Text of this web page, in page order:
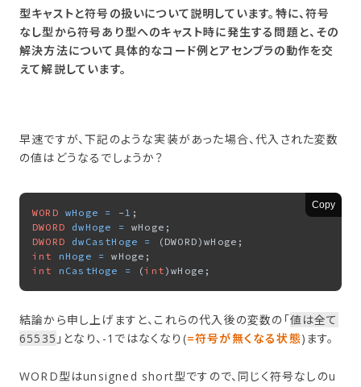
型キャストと符号の扱いについて説明しています。特に、符号
なし型から符号あり型へのキャスト時に発生する問題と、その
解決方法について具体的なコード例とアセンブラの動作を交
えて解説しています。
早速ですが、下記のような実装があった場合、代入された変数
の値はどうなるでしょうか？
Copy
WORD wHoge = -1
DWORD
dwHoge =
DWORD
dwCastHoge =
int
nHoge =
int
nCastHoge = (int
結論から申し上げますと、これらの代入後の変数の「値は全て
65535 」となり、-1ではなくなり(=符号が無くなる状態)ます。
WORD型はunsigned short型ですので、同じく符号なしのu